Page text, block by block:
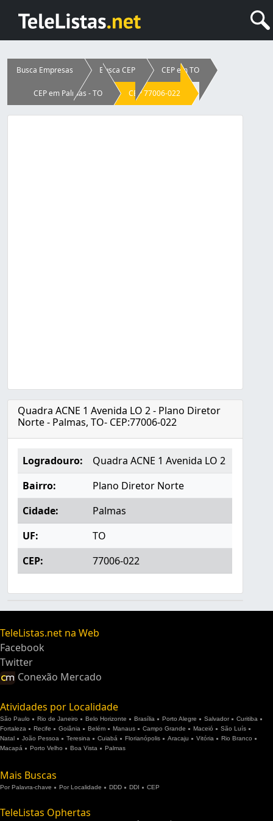
Busca Empresas Busca CEP CEP em TO
CEP em Palmas - TO CEP 77006-022
Quadra ACNE 1 Avenida LO 2 - Plano Diretor
Norte - Palmas, TO- CEP:77006-022
Logradouro:
Quadra ACNE 1 Avenida LO 2
Bairro:
Plano Diretor Norte
Cidade:
Palmas
UF:
TO
CEP:
77006-022
TeleListas.net na Web
Facebook
Twitter
Conexão Mercado
Atividades por Localidade
São Paulo Rio de Janeiro Belo Horizonte Brasília Porto Alegre Salvador
Curitiba
Fortaleza
Recife Goiânia Belém Manaus Campo Grande Maceió
São Luís
Natal
João Pessoa Teresina Cuiabá Florianópolis Aracaju Vitória
Rio Branco
Macapá
Porto Velho Boa Vista Palmas
Mais Buscas
Por Palavra-chave Por Localidade DDD DDI CEP
TeleListas Ophertas